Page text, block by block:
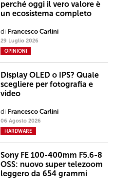
perché oggi il vero valore è
un ecosistema completo
di Francesco Carlini
29 Luglio 2026
OPINIONI
Display OLED o IPS? Quale
scegliere per fotografia e
video
di Francesco Carlini
06 Agosto 2026
HARDWARE
Sony FE 100-400mm F5.6-8
OSS: nuovo super telezoom
leggero da 654 grammi